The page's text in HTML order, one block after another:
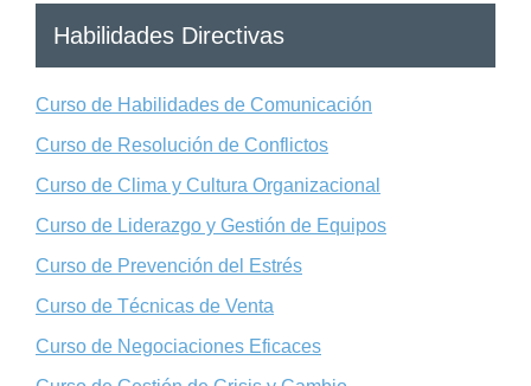
Habilidades Directivas
Curso de Habilidades de Comunicación
Curso de Resolución de Conflictos
Curso de Clima y Cultura Organizacional
Curso de Liderazgo y Gestión de Equipos
Curso de Prevención del Estrés
Curso de Técnicas de Venta
Curso de Negociaciones Eficaces